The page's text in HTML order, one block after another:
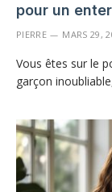
pour un
PIERRE MARS 29,
Vous êtes sur le
garçon